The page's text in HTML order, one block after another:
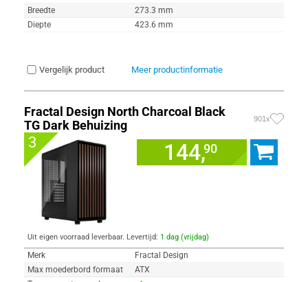
Breedte
273.3 mm
Diepte
423.6 mm
Vergelijk product Meer productinformatie
Fractal Design North Charcoal Black
TG Dark Behuizing
901x
3 144,90
Uit eigen voorraad leverbaar. Levertijd: 1 dag (vrijdag)
Merk
Fractal Design
Max moederbord formaat
ATX